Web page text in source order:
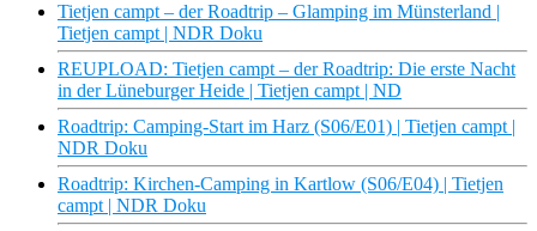
Tietjen campt – der Roadtrip – Glamping im Münsterland |
Tietjen campt | NDR Doku
REUPLOAD: Tietjen campt – der Roadtrip: Die erste Nacht
in der Lüneburger Heide | Tietjen campt | ND
Roadtrip: Camping-Start im Harz (S06/E01) | Tietjen campt |
NDR Doku
Roadtrip: Kirchen-Camping in Kartlow (S06/E04) | Tietjen
campt | NDR Doku